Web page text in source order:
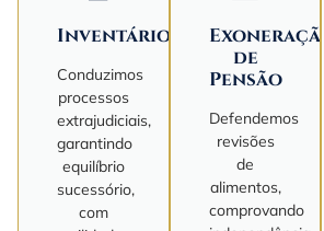
Inventário
Conduzimos
processos
extrajudiciais,
garantindo
equilíbrio
sucessório,
com
Exoneração
de
Pensão
Defendemos
revisões
de
alimentos,
comprovando